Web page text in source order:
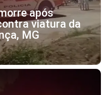
após
viatura da
MG